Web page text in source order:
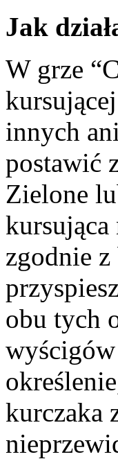
Jak
W grze
innych
postawić
Zielone
kursująca
zgodnie
obu tych
kurczaka